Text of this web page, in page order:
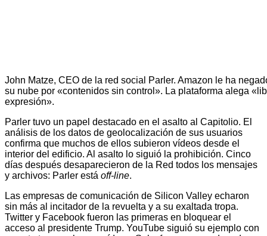
John Matze, CEO de la red social Parler. Amazon le ha
su nube por «contenidos sin control». La plataforma alega
expresión».
Parler tuvo un papel destacado en el asalto al Capitolio. El
análisis de los datos de geolocalización de sus usuarios
confirma que muchos de ellos subieron vídeos desde el
interior del edificio. Al asalto lo siguió la prohibición. Cinco
días después desaparecieron de la Red todos los mensajes
y archivos: Parler está off-line.
Las empresas de comunicación de Silicon Valley echaron
sin más al incitador de la revuelta y a su exaltada tropa.
Twitter y Facebook fueron las primeras en bloquear el
acceso al presidente Trump. YouTube siguió su ejemplo con